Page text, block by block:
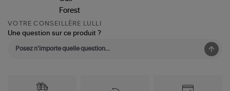
VOTRE CONSEILLÈRE LULLI
Une question sur ce produit ?